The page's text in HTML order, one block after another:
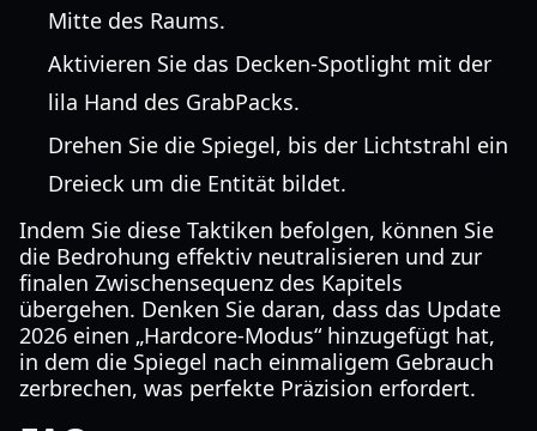
Mitte des Raums.
Aktivieren Sie das Decken-Spotlight mit der
lila Hand des GrabPacks.
Drehen Sie die Spiegel, bis der Lichtstrahl ein
Dreieck um die Entität bildet.
Indem Sie diese Taktiken befolgen, können Sie
die Bedrohung effektiv neutralisieren und zur
finalen Zwischensequenz des Kapitels
übergehen. Denken Sie daran, dass das Update
2026 einen „Hardcore-Modus“ hinzugefügt hat,
in dem die Spiegel nach einmaligem Gebrauch
zerbrechen, was perfekte Präzision erfordert.